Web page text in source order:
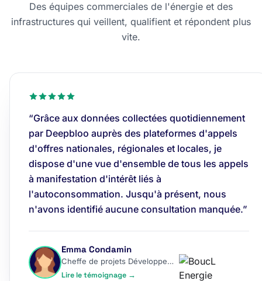
Des équipes commerciales de l'énergie et des
infrastructures qui veillent, qualifient et répondent plus
vite.
“Grâce aux données collectées quotidiennement
par Deepbloo auprès des plateformes d'appels
d'offres nationales, régionales et locales, je
dispose d'une vue d'ensemble de tous les appels
à manifestation d'intérêt liés à
l'autoconsommation. Jusqu'à présent, nous
n'avons identifié aucune consultation manquée.”
Emma Condamin
Cheffe de projets Développement
Lire le témoignage →